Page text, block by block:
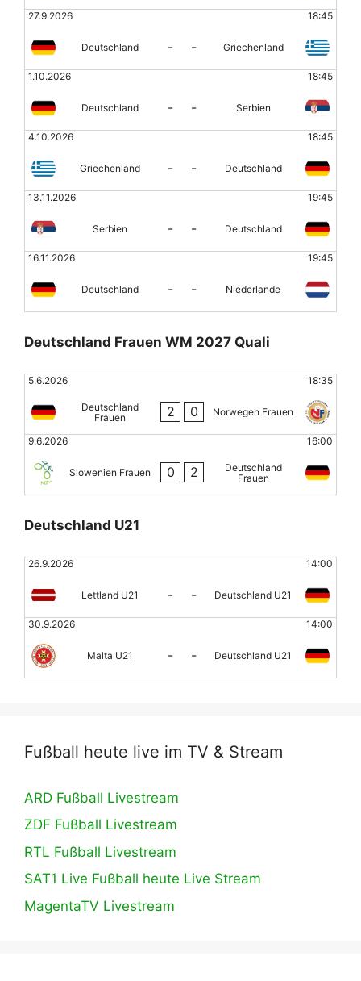
27.9.2026 18:45
Deutschland - - Griechenland
1.10.2026 18:45
Deutschland - - Serbien
4.10.2026 18:45
Griechenland - - Deutschland
13.11.2026 19:45
Serbien - - Deutschland
16.11.2026 19:45
Deutschland - - Niederlande
Deutschland Frauen WM 2027 Quali
5.6.2026 18:35
Deutschland
Frauen
2 0 Norwegen Frauen
9.6.2026 16:00
Slowenien Frauen 0 2
Deutschland
Frauen
Deutschland U21
26.9.2026 14:00
Lettland U21 - - Deutschland U21
30.9.2026 14:00
Malta U21 - - Deutschland U21
Fußball heute live im TV & Stream
ARD Fußball Livestream
ZDF Fußball Livestream
RTL Fußball Livestream
SAT1 Live Fußball heute Live Stream
MagentaTV Livestream